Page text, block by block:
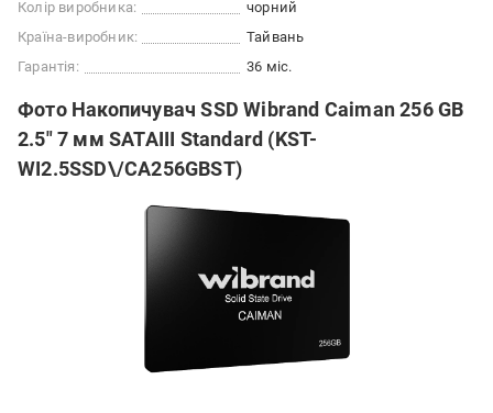
Колір виробника:
чорний
Країна-виробник:
Тайвань
Гарантія:
36 міс.
Фото Накопичувач SSD Wibrand Caiman 256 GB
2.5" 7 мм SATAIII Standard (KST-
WI2.5SSD\/CA256GBST)